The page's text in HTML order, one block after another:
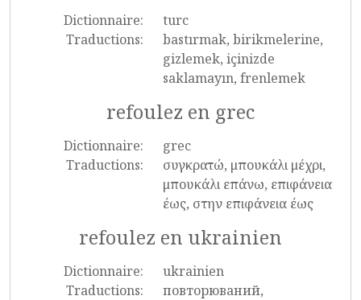
Dictionnaire:
turc
Traductions:
bastırmak, birikmelerine,
gizlemek, içinizde
saklamayın, frenlemek
refoulez en grec
Dictionnaire:
grec
Traductions:
συγκρατώ, μπουκάλι μέχρι,
μπουκάλι επάνω, επιφάνεια
έως, στην επιφάνεια έως
refoulez en ukrainien
Dictionnaire:
ukrainien
Traductions:
повторюваний,